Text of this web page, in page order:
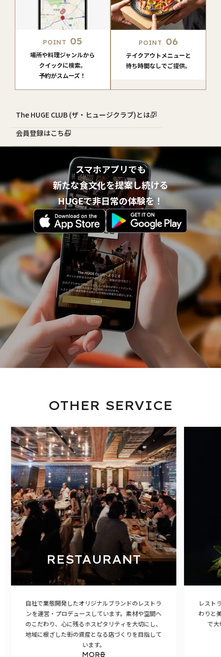
POINT 05
場所や料理ジャンルから
クイックに検索。
予約がスムーズ！
POINT 06
テイクアウトメニューと
待ち時間なしでご提供。
The HUGE CLUB (ザ・ヒュージクラブ)とは？
会員登録はこちら
スマホアプリでも
新たな食文化を提案し続ける
HUGEで非日常の体験を！
OTHER SERVICE
RESTAURANT
自社で業態開発したオリジナルブランドのレストラ
ンを運営・プロデュースしています。素材や空間へ
のこだわり、心に残るホスピタリティを大切にし、
地域に根ざした街の資産となる店づくりを目指して
います。
MORE
レスト
わりと
で大